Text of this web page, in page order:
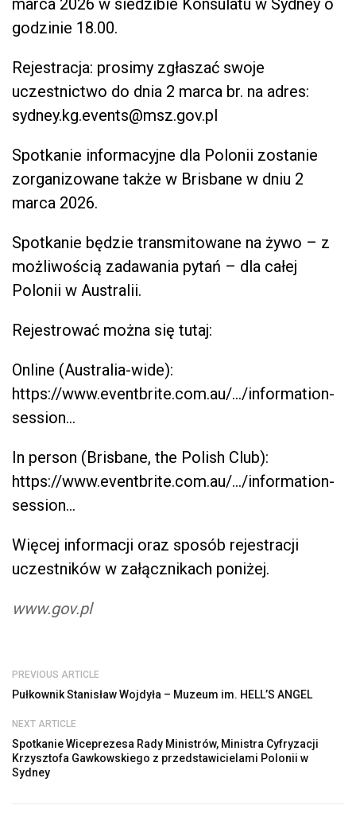
marca 2026 w siedzibie Konsulatu w Sydney o
godzinie 18.00.
Rejestracja: prosimy zgłaszać swoje
uczestnictwo do dnia 2 marca br. na adres:
sydney.kg.events@msz.gov.pl
Spotkanie informacyjne dla Polonii zostanie
zorganizowane także w Brisbane w dniu 2
marca 2026.
Spotkanie będzie transmitowane na żywo – z
możliwością zadawania pytań – dla całej
Polonii w Australii.
Rejestrować można się tutaj:
Online (Australia-wide):
https://www.eventbrite.com.au/…/information-
session…
In person (Brisbane, the Polish Club):
https://www.eventbrite.com.au/…/information-
session…
Więcej informacji oraz sposób rejestracji
uczestników w załącznikach poniżej.
www.gov.pl
PREVIOUS ARTICLE
Pułkownik Stanisław Wojdyła – Muzeum im. HELL’S ANGEL
NEXT ARTICLE
Spotkanie Wiceprezesa Rady Ministrów, Ministra Cyfryzacji
Krzysztofa Gawkowskiego z przedstawicielami Polonii w
Sydney